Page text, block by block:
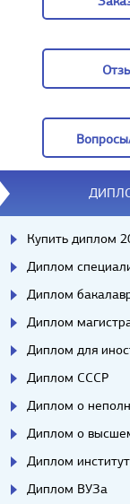
Купить диплом
Диплом
Диплом
Диплом
Диплом для
Диплом СССР
Диплом о
Диплом о
Диплом
Диплом ВУЗа